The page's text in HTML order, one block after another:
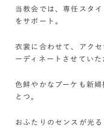
当教会では、専任スタ
をサポート。
衣裳に合わせて、アク
ーディネートさせていた
色鮮やかなブーケも新
とつ。
おふたりのセンスが光